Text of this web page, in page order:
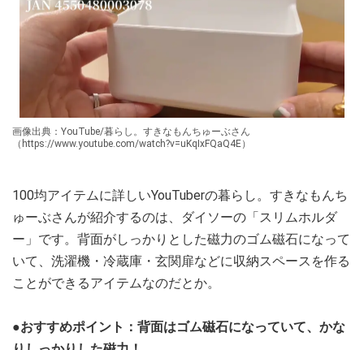
画像出典：YouTube/暮らし。すきなもんちゅーぶさん
（https://www.youtube.com/watch?v=uKqIxFQaQ4E）
100均アイテムに詳しいYouTuberの暮らし。すきなもんち
ゅーぶさんが紹介するのは、ダイソーの「スリムホルダ
ー」です。背面がしっかりとした磁力のゴム磁石になって
いて、洗濯機・冷蔵庫・玄関扉などに収納スペースを作る
ことができるアイテムなのだとか。
●おすすめポイント：背面はゴム磁石になっていて、かな